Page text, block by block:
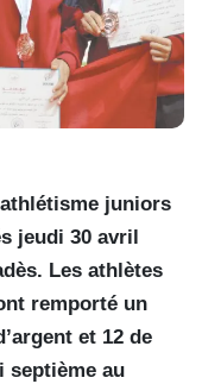
juniors
jeudi 30 avril
Les athlètes
remporté un
et 12 de
septième au